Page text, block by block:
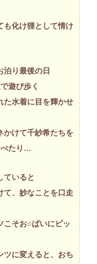
も化け狸として情け
泊り最後の日
遊び歩く
た水着に目を輝かせ
かけて千紗希たちを
べたり…
ていると
て、妙なことを口走
こそお○ぱいにピッ
ツに変えると、おち